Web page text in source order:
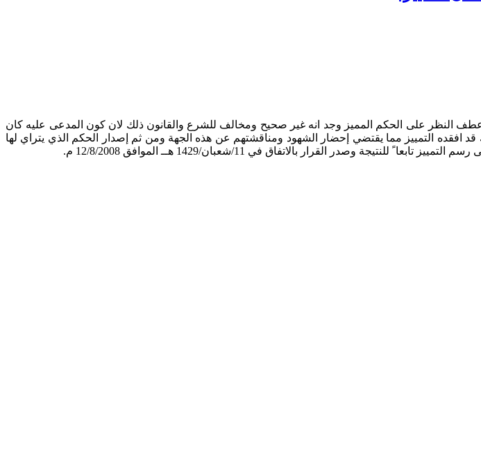
عطف النظر على الحكم المميز وجد انه غير صحيح ومخالف للشرع والقانون ذلك لان كون المدعى عليه كان
التمييز مما يقتضي إحضار الشهود ومناقشتهم عن هذه الجهة ومن ثم إصدار الحكم الذي يتراي لها
القرار بالاتفاق في 11/شعبان/1429 هــ الموافق 12/8/2008 م.